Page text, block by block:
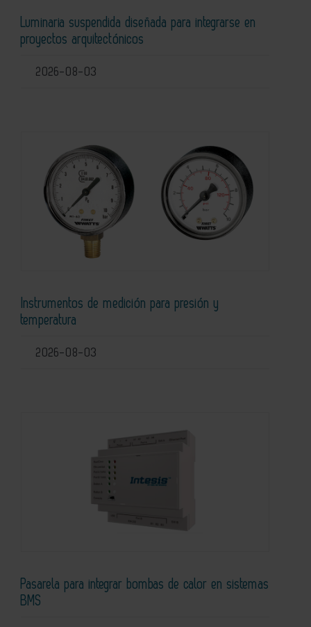
Luminaria suspendida diseñada para integrarse en
proyectos arquitectónicos
2026-08-03
Instrumentos de medición para presión y
temperatura
2026-08-03
Pasarela para integrar bombas de calor en sistemas
BMS